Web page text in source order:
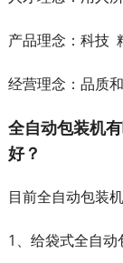
产品理念：科技
经营理念：品质
全自动包装机
好？
目前全自动包装
1、给袋式全自动